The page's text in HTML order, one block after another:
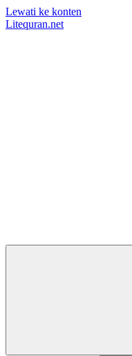
Lewati ke konten
Litequran.net